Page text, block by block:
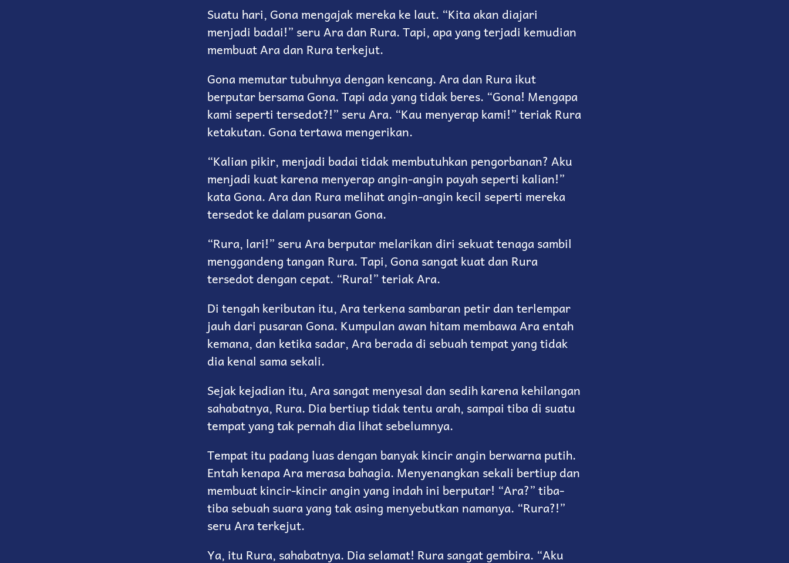
Suatu hari, Gona mengajak mereka ke laut. “Kita akan diajari
menjadi badai!” seru Ara dan Rura. Tapi, apa yang terjadi kemudian
membuat Ara dan Rura terkejut.
Gona memutar tubuhnya dengan kencang. Ara dan Rura ikut
berputar bersama Gona. Tapi ada yang tidak beres. “Gona! Mengapa
kami seperti tersedot?!” seru Ara. “Kau menyerap kami!” teriak Rura
ketakutan. Gona tertawa mengerikan.
“Kalian pikir, menjadi badai tidak membutuhkan pengorbanan? Aku
menjadi kuat karena menyerap angin-angin payah seperti kalian!”
kata Gona. Ara dan Rura melihat angin-angin kecil seperti mereka
tersedot ke dalam pusaran Gona.
“Rura, lari!” seru Ara berputar melarikan diri sekuat tenaga sambil
menggandeng tangan Rura. Tapi, Gona sangat kuat dan Rura
tersedot dengan cepat. “Rura!” teriak Ara.
Di tengah keributan itu, Ara terkena sambaran petir dan terlempar
jauh dari pusaran Gona. Kumpulan awan hitam membawa Ara entah
kemana, dan ketika sadar, Ara berada di sebuah tempat yang tidak
dia kenal sama sekali.
Sejak kejadian itu, Ara sangat menyesal dan sedih karena kehilangan
sahabatnya, Rura. Dia bertiup tidak tentu arah, sampai tiba di suatu
tempat yang tak pernah dia lihat sebelumnya.
Tempat itu padang luas dengan banyak kincir angin berwarna putih.
Entah kenapa Ara merasa bahagia. Menyenangkan sekali bertiup dan
membuat kincir-kincir angin yang indah ini berputar! “Ara?” tiba-
tiba sebuah suara yang tak asing menyebutkan namanya. “Rura?!”
seru Ara terkejut.
Ya, itu Rura, sahabatnya. Dia selamat! Rura sangat gembira. “Aku